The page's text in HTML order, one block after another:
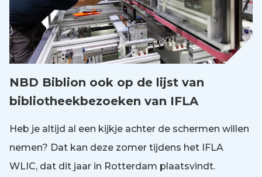
NBD Biblion ook op de lijst van
bibliotheekbezoeken van IFLA
Heb je altijd al een kijkje achter de schermen willen
nemen? Dat kan deze zomer tijdens het IFLA
WLIC, dat dit jaar in Rotterdam plaatsvindt.